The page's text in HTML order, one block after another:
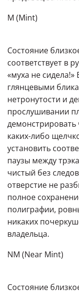
M (Mint)
Состояние
соответствует в
«муха не
глянцевыми
нетронутости и
прослушивании
демонстрировать
каких-либо
установить
паузы между
чистый без
отверстие не
полное
полиграфии,
никаких
владельца.
NM (Near Mint)
Состояние